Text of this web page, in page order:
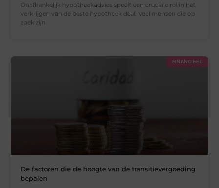
Onafhankelijk hypotheekadvies speelt een cruciale rol in het
verkrijgen van de beste hypotheek deal. Veel mensen die op
zoek zijn
FINANCIEEL
De factoren die de hoogte van de transitievergoeding
bepalen